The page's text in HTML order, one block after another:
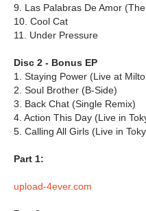
9. Las Palabras De Amor
10. Cool Cat
11. Under Pressure
Disc 2 - Bonus EP
1. Staying Power (Live at
2. Soul Brother (B-Side)
3. Back Chat (Single Remix)
4. Action This Day (Live in
5. Calling All Girls (Live in
Part 1:
upload-4ever.com